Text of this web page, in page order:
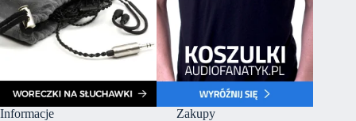
Informacje
Zakupy